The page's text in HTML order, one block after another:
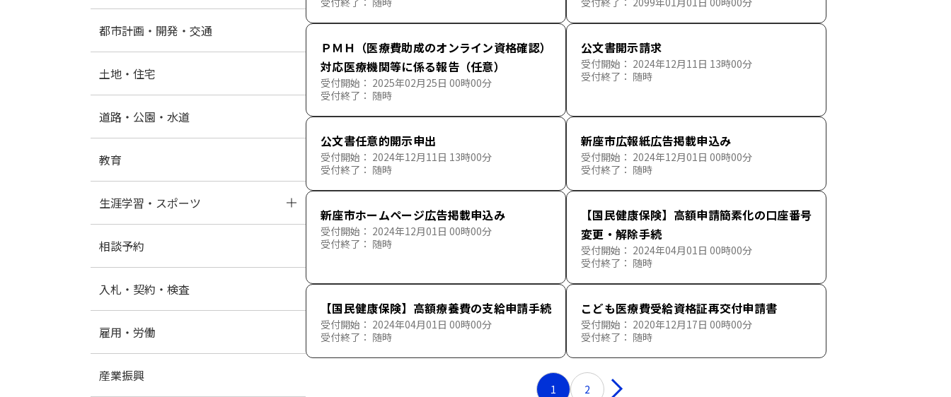
都市計画・開発・交通
土地・住宅
道路・公園・水道
教育
生涯学習・スポーツ
図書館
相談予約
入札・契約・検査
雇用・労働
産業振興
ＰＭＨ（医療費助成のオンライン資格確認）
対応医療機関等に係る報告（任意）
受付開始： 2025年02月25日 00時00分
受付終了： 随時
公文書開示請求
受付開始： 2024年12月11日 13時00分
受付終了： 随時
公文書任意的開示申出
受付開始： 2024年12月11日 13時00分
受付終了： 随時
新座市広報紙広告掲載申込み
受付開始： 2024年12月01日 00時00分
受付終了： 随時
新座市ホームページ広告掲載申込み
受付開始： 2024年12月01日 00時00分
受付終了： 随時
【国民健康保険】高額申請簡素化の口座番号
変更・解除手続
受付開始： 2024年04月01日 00時00分
受付終了： 随時
【国民健康保険】高額療養費の支給申請手続
受付開始： 2024年04月01日 00時00分
受付終了： 随時
こども医療費受給資格証再交付申請書
受付開始： 2020年12月17日 00時00分
受付終了： 随時
1 2